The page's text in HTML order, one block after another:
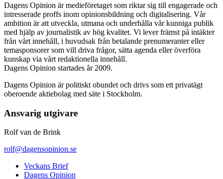
Dagens Opinion är medieföretaget som riktar sig till engagerade och
intresserade proffs inom opinionsbildning och digitalisering. Vår
ambition är att utveckla, utmana och underhålla vår kunniga publik
med hjälp av journalistik av hög kvalitet. Vi lever främst på intäkter
från vårt innehåll, i huvudsak från betalande prenumeranter eller
temasponsorer som vill driva frågor, sätta agenda eller överföra
kunskap via vårt redaktionella innehåll.
Dagens Opinion startades år 2009.
Dagens Opinion är politiskt obundet och drivs som ett privatägt
oberoende aktiebolag med säte i Stockholm.
Ansvarig utgivare
Rolf van de Brink
rolf@dagensopinion.se
Veckans Brief
Dagens Opinion